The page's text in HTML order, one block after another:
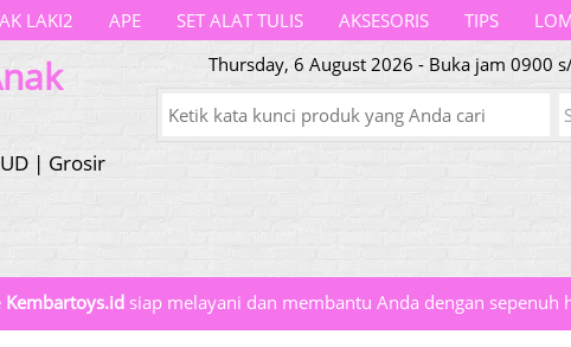
LAKI2 APE SET ALAT TULIS AKSESORIS TIPS
| Grosir
Thursday, 6 August 2026 - Buka jam 0900
Kembartoys.idsiap melayani dan membantu Anda dengan sepenuh